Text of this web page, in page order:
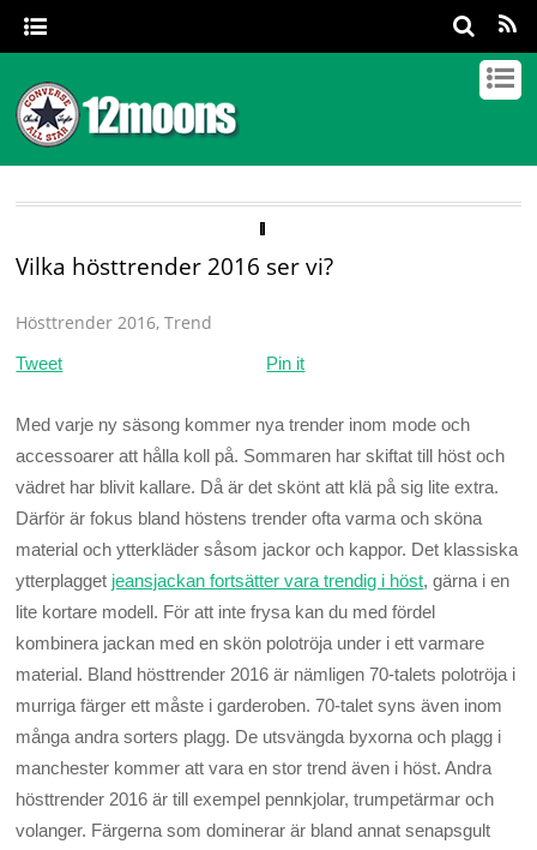
Vilka hösttrender 2016 ser vi?
Hösttrender 2016,Trend
Tweet Pin it
Med varje ny säsong kommer nya trender inom mode och
accessoarer att hålla koll på. Sommaren har skiftat till höst och
vädret har blivit kallare. Då är det skönt att klä på sig lite extra.
Därför är fokus bland höstens trender ofta varma och sköna
material och ytterkläder såsom jackor och kappor. Det klassiska
ytterplagget jeansjackan fortsätter vara trendig i höst, gärna i en
lite kortare modell. För att inte frysa kan du med fördel
kombinera jackan med en skön polotröja under i ett varmare
material. Bland hösttrender 2016 är nämligen 70-talets polotröja i
murriga färger ett måste i garderoben. 70-talet syns även inom
många andra sorters plagg. De utsvängda byxorna och plagg i
manchester kommer att vara en stor trend även i höst. Andra
hösttrender 2016 är till exempel pennkjolar, trumpetärmar och
volanger. Färgerna som dominerar är bland annat senapsgult